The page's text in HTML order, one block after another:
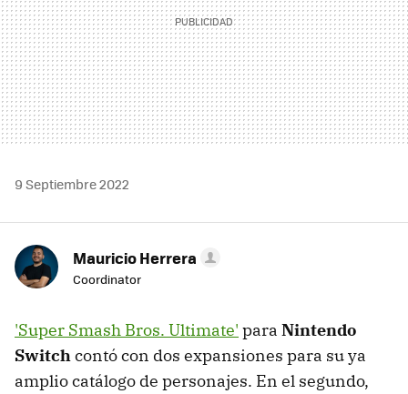
9 Septiembre 2022
Mauricio Herrera
Coordinator
'Super Smash Bros. Ultimate' para Nintendo
Switchcontó con dos expansiones para su ya
amplio catálogo de personajes. En el segundo,